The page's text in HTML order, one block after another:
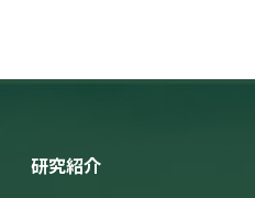
研究紹介